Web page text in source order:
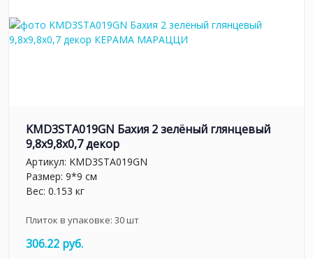
KMD3STA019GN Бахия 2 зелёный глянцевый
9,8x9,8x0,7 декор
Артикул: KMD3STA019GN
Размер: 9*9 см
Вес: 0.153 кг
Плиток в упаковке: 30шт
306.22 руб.